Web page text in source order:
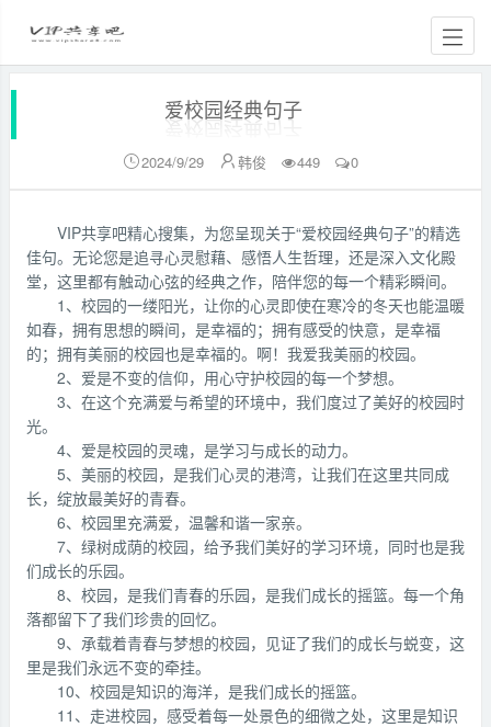
爱校园经典句子
2024/9/29 韩俊 449 0
VIP共享吧精心搜集，为您呈现关于“爱校园经典句子”的精选
佳句。无论您是追寻心灵慰藉、感悟人生哲理，还是深入文化殿
堂，这里都有触动心弦的经典之作，陪伴您的每一个精彩瞬间。
1、校园的一缕阳光，让你的心灵即使在寒冷的冬天也能温暖
如春，拥有思想的瞬间，是幸福的；拥有感受的快意，是幸福
的；拥有美丽的校园也是幸福的。啊！我爱我美丽的校园。
2、爱是不变的信仰，用心守护校园的每一个梦想。
3、在这个充满爱与希望的环境中，我们度过了美好的校园时
光。
4、爱是校园的灵魂，是学习与成长的动力。
5、美丽的校园，是我们心灵的港湾，让我们在这里共同成
长，绽放最美好的青春。
6、校园里充满爱，温馨和谐一家亲。
7、绿树成荫的校园，给予我们美好的学习环境，同时也是我
们成长的乐园。
8、校园，是我们青春的乐园，是我们成长的摇篮。每一个角
落都留下了我们珍贵的回忆。
9、承载着青春与梦想的校园，见证了我们的成长与蜕变，这
里是我们永远不变的牵挂。
10、校园是知识的海洋，是我们成长的摇篮。
11、走进校园，感受着每一处景色的细微之处，这里是知识